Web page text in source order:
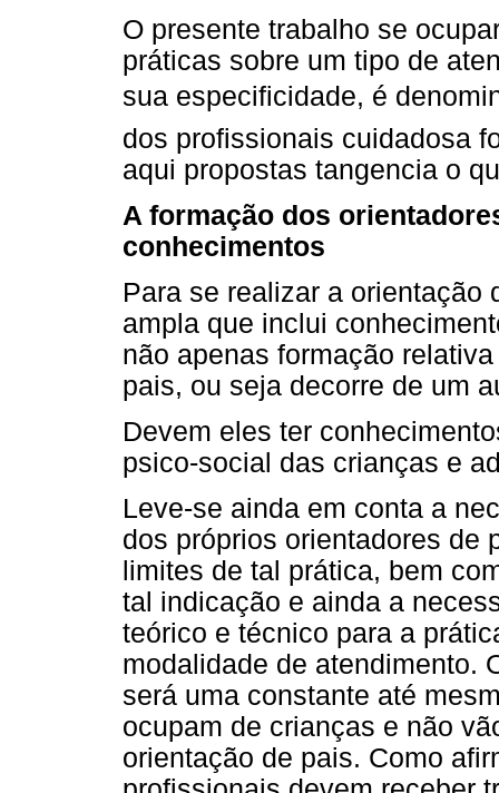
O presente trabalho se
práticas sobre um tipo de
sua especificidade, é
dos profissionais cuidadosa
aqui propostas tangencia o
A formação dos
conhecimentos
Para se realizar a orientação
ampla que inclui
não apenas formação
pais, ou seja decorre de um
Devem eles ter
psico-social das crianças e
Leve-se ainda em conta a
dos próprios orientadores de
limites de tal prática, bem
tal indicação e ainda a
teórico e técnico para a
modalidade de atendimento.
será uma constante até
ocupam de crianças e não
orientação de pais. Como